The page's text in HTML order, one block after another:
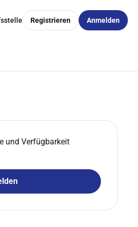
Registrieren Anmelden
und Verfügbarkeit